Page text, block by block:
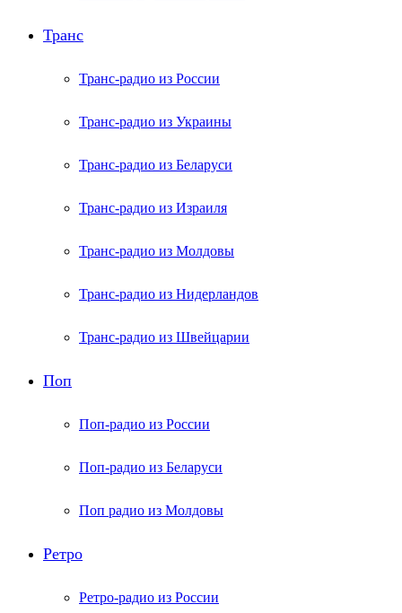
Транс
Транс-радио из России
Транс-радио из Украины
Транс-радио из Беларуси
Транс-радио из Израиля
Транс-радио из Молдовы
Транс-радио из Нидерландов
Транс-радио из Швейцарии
Поп
Поп-радио из России
Поп-радио из Беларуси
Поп радио из Молдовы
Ретро
Ретро-радио из России